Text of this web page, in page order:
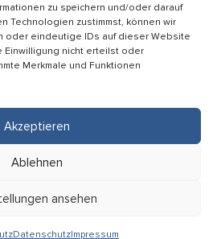
zu speichern und/oder darauf
Technologien zustimmst, können wir
oder eindeutige IDs auf dieser Website
Einwilligung nicht erteilst oder
Merkmale und Funktionen
Akzeptieren
Ablehnen
ansehen
DatenschutzImpressum